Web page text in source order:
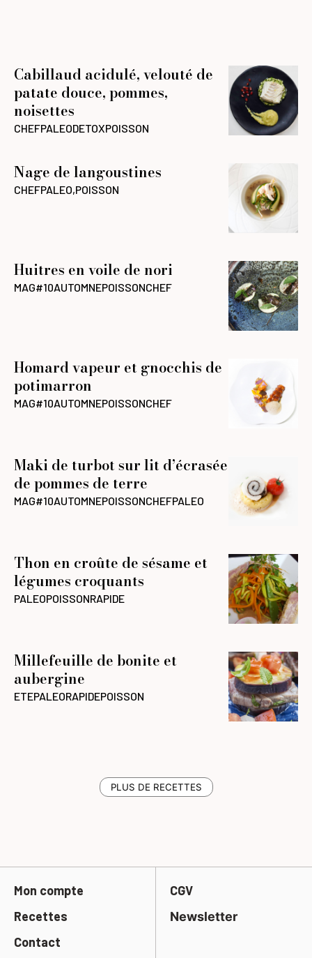
Cabillaud acidulé, velouté de
patate douce, pommes,
noisettes
CHEFPALEODETOXPOISSON
Nage de langoustines
CHEFPALEO,POISSON
Huitres en voile de nori
MAG#10AUTOMNEPOISSONCHEF
Homard vapeur et gnocchis de
potimarron
MAG#10AUTOMNEPOISSONCHEF
Maki de turbot sur lit d’écrasée
de pommes de terre
MAG#10AUTOMNEPOISSONCHEFPALEO
Thon en croûte de sésame et
légumes croquants
PALEOPOISSONRAPIDE
Millefeuille de bonite et
aubergine
ETEPALEORAPIDEPOISSON
PLUS DE RECETTES
Mon compte
Recettes
Contact
CGV
Newsletter